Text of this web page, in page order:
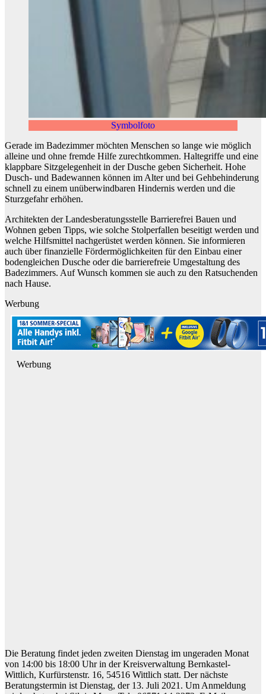
Symbolfoto
Gerade im Badezimmer möchten Menschen so lange wie möglich
alleine und ohne fremde Hilfe zurechtkommen. Haltegriffe und eine
klappbare Sitzgelegenheit in der Dusche geben Sicherheit. Hohe
Dusch- und Badewannen können im Alter und bei Gehbehinderung
schnell zu einem unüberwindbaren Hindernis werden und die
Sturzgefahr erhöhen.
Architekten der Landesberatungsstelle Barrierefrei Bauen und
Wohnen geben Tipps, wie solche Stolperfallen beseitigt werden und
welche Hilfsmittel nachgerüstet werden können. Sie informieren
auch über finanzielle Fördermöglichkeiten für den Einbau einer
bodengleichen Dusche oder die barrierefreie Umgestaltung des
Badezimmers. Auf Wunsch kommen sie auch zu den Ratsuchenden
nach Hause.
Werbung
Werbung
Die Beratung findet jeden zweiten Dienstag im ungeraden Monat
von 14:00 bis 18:00 Uhr in der Kreisverwaltung Bernkastel-
Wittlich, Kurfürstenstr. 16, 54516 Wittlich statt. Der nächste
Beratungstermin ist Dienstag, der 13. Juli 2021. Um Anmeldung